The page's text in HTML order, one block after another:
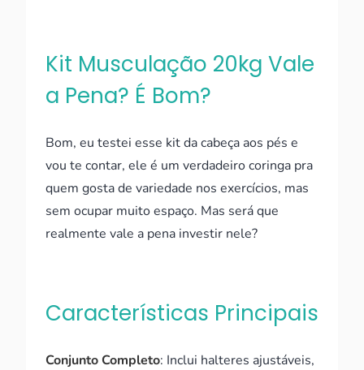
Kit Musculação 20kg Vale
a Pena? É Bom?
Bom, eu testei esse kit da cabeça aos pés e
vou te contar, ele é um verdadeiro coringa pra
quem gosta de variedade nos exercícios, mas
sem ocupar muito espaço. Mas será que
realmente vale a pena investir nele?
Características Principais
Conjunto Completo: Inclui halteres ajustáveis,